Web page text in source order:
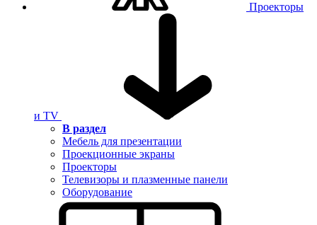
Проекторы
и TV
В раздел
Мебель для презентации
Проекционные экраны
Проекторы
Телевизоры и плазменные панели
Оборудование